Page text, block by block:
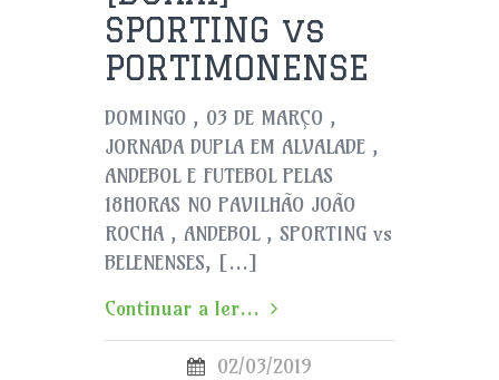
SPORTING vs
PORTIMONENSE
DOMINGO , 03 DE MARÇO ,
JORNADA DUPLA EM ALVALADE ,
ANDEBOL E FUTEBOL PELAS
18HORAS NO PAVILHÃO JOÃO
ROCHA , ANDEBOL , SPORTING vs
BELENENSES, […]
Continuar a ler...
02/03/2019